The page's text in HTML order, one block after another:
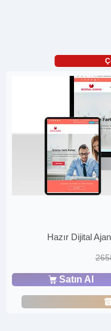
Hazır Dijital
Satın Al